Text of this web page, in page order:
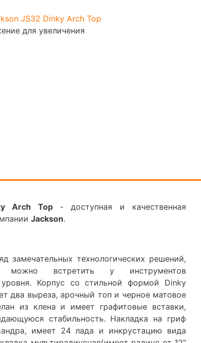
для увеличения
Arch Top- доступная и качественная
Jackson.
замечательных технологических решений,
можно встретить у инструментов
уровня. Корпус со стильной формой Dinky
два выреза, арочный топ и черное матовое
из клена и имеет графитовые вставки,
стабильность. Накладка на гриф
имеет 24 лада и инкрустацию вида